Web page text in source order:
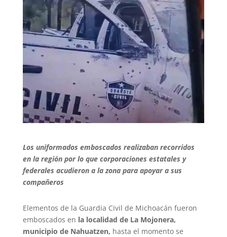
Los uniformados emboscados realizaban recorridos
en la región por lo que corporaciones estatales y
federales acudieron a la zona para apoyar a sus
compañeros
Elementos de la Guardia Civil de Michoacán fueron
emboscados en la localidad de La Mojonera,
municipio de Nahuatzen, hasta el momento se